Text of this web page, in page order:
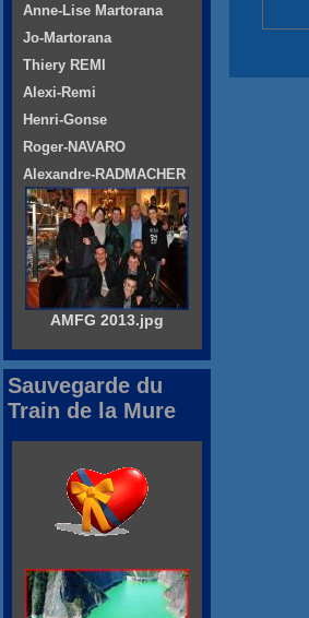
Anne-Lise Martorana
Jo-Martorana
Thiery REMI
Alexi-Remi
Henri-Gonse
Roger-NAVARO
Alexandre-RADMACHER
AMFG 2013.jpg
Sauvegarde du
Train de la Mure